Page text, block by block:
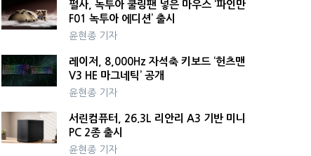
펄사, 녹투아 쿨링팬 넣은 마우스 ‘파인만
F01 녹투아 에디션’ 출시
윤현종 기자
레이저, 8,000Hz 자석축 키보드 ‘헌츠맨
V3 HE 마그네틱’ 공개
윤현종 기자
서린컴퓨터, 26.3L 리안리 A3 기반 미니
PC 2종 출시
윤현종 기자